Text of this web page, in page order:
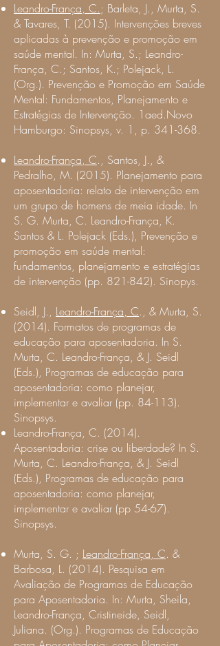
Leandro-França, C.; Barleta, J., Murta, S.
& Tavares, T. (2015). Intervenções breves
aplicadas à prevenção e promoção em
saúde mental. In: Murta, S.; Leandro-
França, C.; Santos, K.; Polejack, L.
(Org.). Prevenção e Promoção em Saúde
Mental: Fundamentos, Planejamento e
Estratégias de Intervenção. 1aed.Novo
Hamburgo: Sinopsys, v. 1, p. 341-368.
Leandro-França, C., Santos, J., &
Pedralho, M. (2015). Planejamento para
aposentadoria: relato de intervenção em
um grupo de homens de meia idade. In
S. G. Murta, C. Leandro-França, K.
Santos & L. Polejack (Eds.), Prevenção e
promoção em saúde mental:
fundamentos, planejamento e estratégias
de intervenção (pp. 821-842). Sinopys.
Seidl, J., Leandro-França, C., & Murta, S.
(2014). Formatos de programas de
educação para aposentadoria. In S.
Murta, C. Leandro-França, & J. Seidl
(Eds.), Programas de educação para
aposentadoria: como planejar,
implementar e avaliar (pp. 84-113).
Sinopsys.
Leandro-França, C. (2014).
Aposentadoria: crise ou liberdade? In S.
Murta, C. Leandro-França, & J. Seidl
(Eds.), Programas de educação para
aposentadoria: como planejar,
implementar e avaliar (pp 54-67).
Sinopsys.
Murta, S. G. ; Leandro-França, C. &
Barbosa, L. (2014). Pesquisa em
Avaliação de Programas de Educação
para Aposentadoria. In: Murta, Sheila,
Leandro-França, Cristineide, Seidl,
Juliana. (Org.). Programas de Educação